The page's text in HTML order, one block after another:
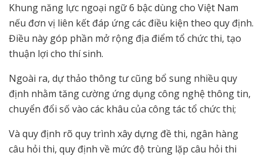
Khung năng lực ngoại ngữ 6 bậc dùng cho Việt Nam
nếu đơn vị liên kết đáp ứng các điều kiện theo quy định.
Điều này góp phần mở rộng địa điểm tổ chức thi, tạo
thuận lợi cho thí sinh.
Ngoài ra, dự thảo thông tư cũng bổ sung nhiều quy
định nhằm tăng cường ứng dụng công nghệ thông tin,
chuyển đổi số vào các khâu của công tác tổ chức thi;
Và quy định rõ quy trình xây dựng đề thi, ngân hàng
câu hỏi thi, quy định về mức độ trùng lặp câu hỏi thi